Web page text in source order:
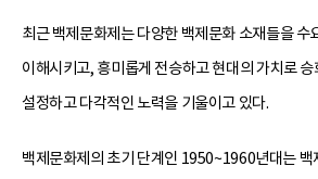
최근 백제문화제는 다양한 백제문화 소재들을 수
이해시키고, 흥미롭게 전승하고 현대의 가치로
설정하고 다각적인 노력을 기울이고 있다.
백제문화제의 초기 단계인 1950~1960년대는